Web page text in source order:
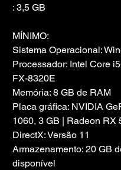
: 3,5 GB
MÍNIMO:
Sistema Operacional:
Processador: Intel Core
FX-8320E
Memória: 8 GB de RAM
Placa gráfica: NVIDIA
1060, 3 GB | Radeon RX
DirectX: Versão 11
Armazenamento: 20 GB
disponível